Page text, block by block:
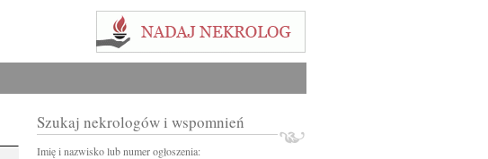
Szukaj nekrologów i wspomnień
Imię i nazwisko lub numer ogłoszenia: